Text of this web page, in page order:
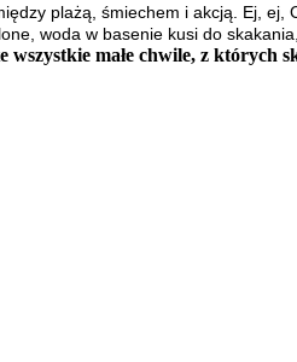
plażą, śmiechem i akcją. Ej, ej,
woda w basenie kusi do
małe chwile, z których